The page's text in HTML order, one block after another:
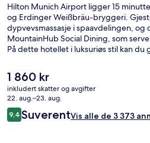
Hilton Munich Airport ligger 15
og Erdinger Weißbräu-bryggeri.
dypvevsmassasje i spaavdelingen,
MountainHub Social Dining, som
På dette hotellet i luksuriøs stil kan
Andre reisende skryter av de
betjeningen.
Den
nåværende
prisen
er
1 860 kr
1 860 kr
inkludert skatter og avgifter
22. aug.–23. aug.
Anmeldelser
9,49,4 av 10 –
SuverentVis alle de 3 373